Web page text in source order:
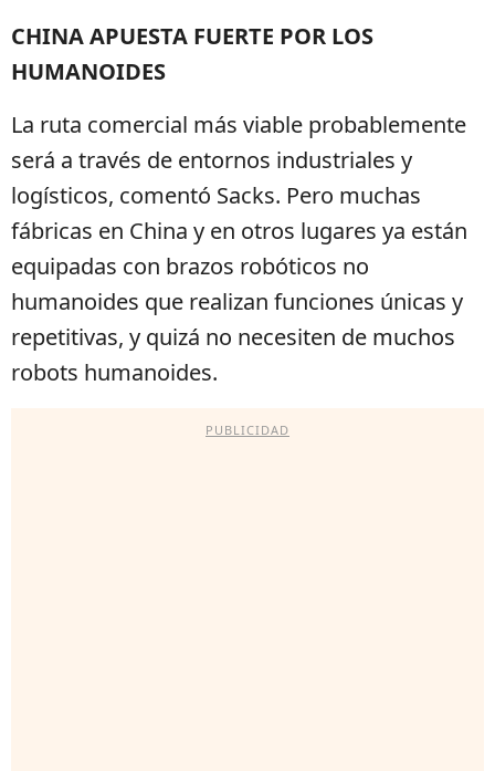
CHINA APUESTA FUERTE POR LOS
HUMANOIDES
La ruta comercial más viable probablemente
será a través de entornos industriales y
logísticos, comentó Sacks. Pero muchas
fábricas en China y en otros lugares ya están
equipadas con brazos robóticos no
humanoides que realizan funciones únicas y
repetitivas, y quizá no necesiten de muchos
robots humanoides.
PUBLICIDAD